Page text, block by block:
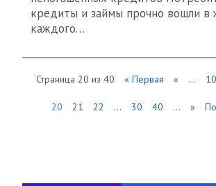
кредиты и займы прочно вошли в
каждого…
Страница 20 из 40 « Первая « ... 10
20 21 22 ... 30 40 ... »